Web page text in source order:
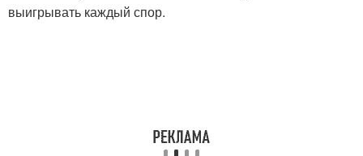
выигрывать каждый спор.